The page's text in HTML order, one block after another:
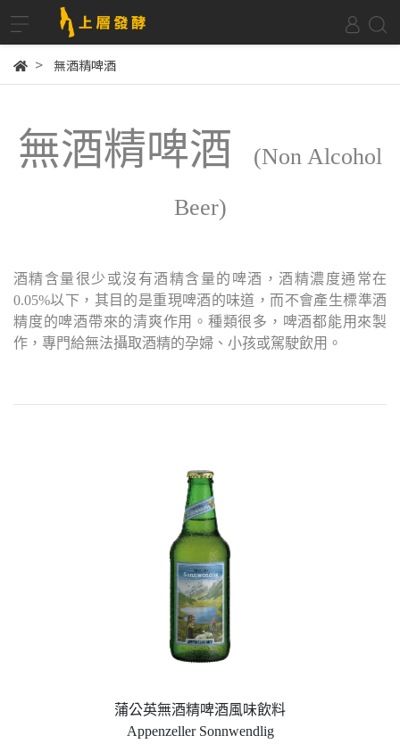
無酒精啤酒
無酒精啤酒
(Non Alcohol
Beer)
酒精含量很少或沒有酒精含量的啤酒，酒精濃度通常在
0.05%以下，其目的是重現啤酒的味道，而不會產生標準酒
精度的啤酒帶來的清爽作用。種類很多，啤酒都能用來製
作，專門給無法攝取酒精的孕婦、小孩或駕駛飲用。
蒲公英無酒精啤酒風味飲料
Appenzeller Sonnwendlig